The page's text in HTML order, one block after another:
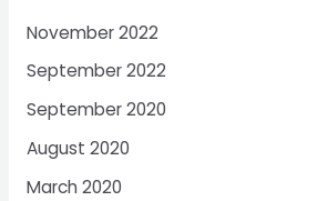
November 2022
September 2022
September 2020
August 2020
March 2020